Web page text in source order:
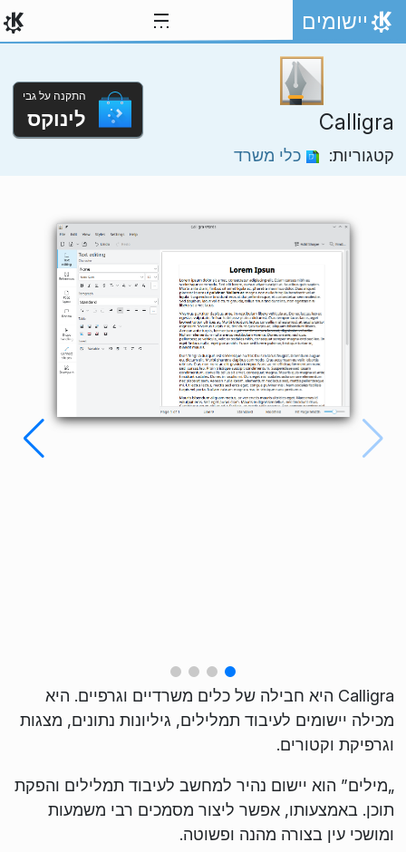
דילוג לתוכן
אתר הבית
יישומים
Calligra
קטגוריות: כלי משרד
התקנה על גבי
לינוקס
Calligra היא חבילה של כלים משרדיים וגרפיים. היא
מכילה יישומים לעיבוד תמלילים, גיליונות נתונים, מצגות
וגרפיקת וקטורים.
„מילים” הוא יישום נהיר למחשב לעיבוד תמלילים והפקת
תוכן. באמצעותו, אפשר ליצור מסמכים רבי משמעות
ומושכי עין בצורה מהנה ופשוטה.